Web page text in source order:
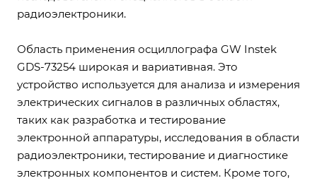
радиоэлектроники.
Область применения осциллографа GW Instek
GDS-73254 широкая и вариативная. Это
устройство используется для анализа и измерения
электрических сигналов в различных областях,
таких как разработка и тестирование
электронной аппаратуры, исследования в области
радиоэлектроники, тестирование и диагностике
электронных компонентов и систем. Кроме того,